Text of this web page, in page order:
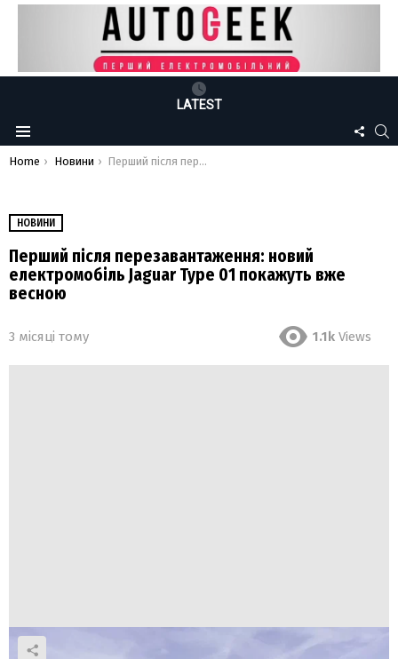
LATEST
Menu
US
You are here:
Home Новини Перший після перезавантаження: новий електромобіль Jaguar Type 01 покажуть вже весною
НОВИНИ
Перший після перезавантаження: новий
електромобіль Jaguar Type 01 покажуть вже
весною
3 місяці тому 1.1k Views